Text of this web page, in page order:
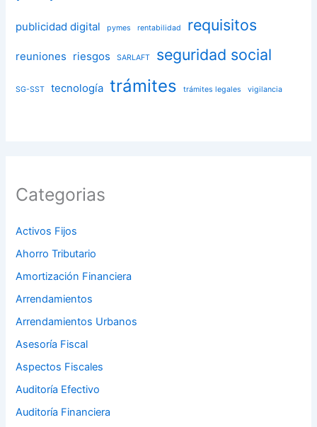
publicidad digital pymes rentabilidad requisitos
reuniones riesgos SARLAFT seguridad social
SG-SST tecnología trámites trámites legales vigilancia
Categorias
Activos Fijos
Ahorro Tributario
Amortización Financiera
Arrendamientos
Arrendamientos Urbanos
Asesoría Fiscal
Aspectos Fiscales
Auditoría Efectivo
Auditoría Financiera